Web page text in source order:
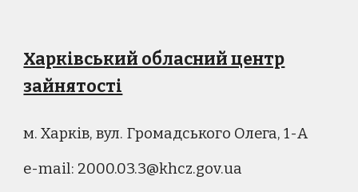
Харківський обласний центр
зайнятості
м. Харків, вул. Громадського Олега, 1-А
e-mail: 2000.03.3@khcz.gov.ua